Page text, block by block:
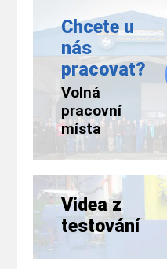
Chcete u
nás
pracovat?
Volná
pracovní
místa
Videa z
testování